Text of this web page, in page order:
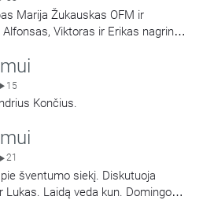
Marija Žukauskas OFM ir
Viktoras ir Erikas nagrinėja
1, 14-39.
15
Končius.
21
šventumo siekį. Diskutuoja
Lukas. Laidą veda kun. Domingo